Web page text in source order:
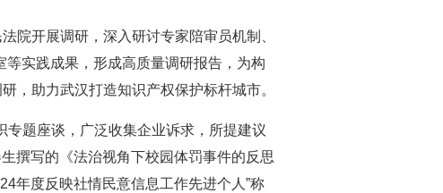
院开展调研，深入研讨专家陪审员机制、
实践成果，形成高质量调研报告，为构
，助力武汉打造知识产权保护标杆城市。
题座谈，广泛收集企业诉求，所提建议
撰写的《法治视角下校园体罚事件的反思
年度反映社情民意信息工作先进个人”称